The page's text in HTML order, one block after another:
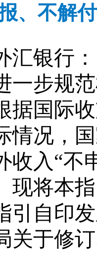
、不解
汇银行：
一步规
据国际
情况，
收入“不
现将本
引自印
关于修